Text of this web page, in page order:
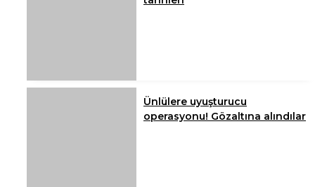
Ünlülere uyuşturucu
operasyonu! Gözaltına alındılar